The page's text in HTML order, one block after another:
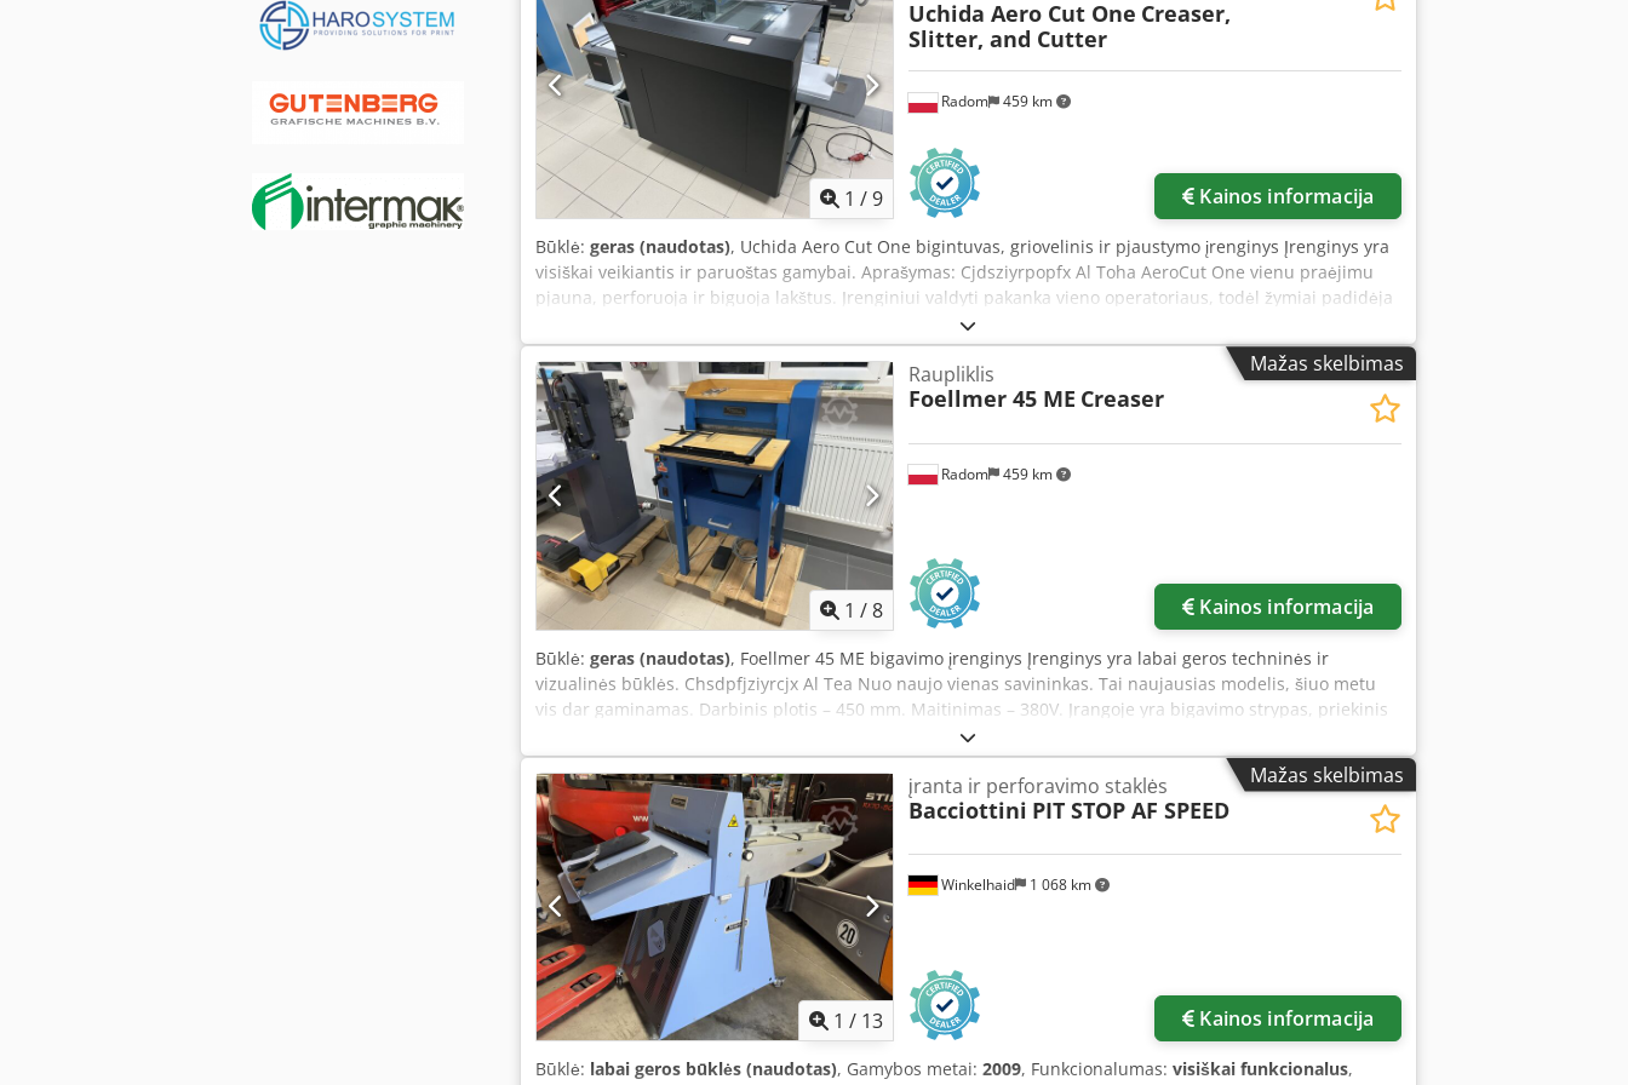
1 /9
Radom 459 km
Uchida Aero Cut One Creaser,
Slitter, and Cutter
Kainos informacija
Būklė: geras (naudotas), Uchida Aero Cut One bigintuvas, griovelinis ir pjaustymo įrenginys Įrenginys yra
visiškai veikiantis ir paruoštas gamybai. Aprašymas: Cjdsziyrpopfx Al Toha AeroCut One vienu praėjimu
pjauna, perforuoja ir biguoja lakštus. Įrenginiui valdyti pakanka vieno operatoriaus, todėl žymiai padidėja
darbo efektyvumas ir sumažėja eksploatacinės išlaidos. Programavimas vykdomas intuityviame
jutikliniame valdymo skydelyje. Pjovimas, bigavimas, perforavimas Didžiausias popieriaus dydis – 370 x
520 mm Mažiausias popieriaus dydis – 55 x 45 mm Didžiausias popieriaus svoris – 400 g/m² Sparta – 11
130 vizitinių kortelių/val. Popieriaus tipai – ofsetinis, kreiduotas, lakiruotas popierius Padavimas – juostinis
su reguliuojamu vakuumu Bigavimas – linijinis Atmintis – 263 programos + 150 vartotojo nustatytų
Programavimas per lietimui jautrų ekraną PC jungtis Dvigubo padavimo aptikimas Svoris: 240 kg
Maitinimas: 230 V Pagaminta Japonijoje.
Mažas skelbimas
1 /8
Radom 459 km
Raupliklis
Foellmer 45 ME Creaser
Kainos informacija
Būklė: geras (naudotas), Foellmer 45 ME bigavimo įrenginys Įrenginys yra labai geros techninės ir
vizualinės būklės. Chsdpfjziyrcjx Al Tea Nuo naujo vienas savininkas. Tai naujausias modelis, šiuo metu
vis dar gaminamas. Darbinis plotis – 450 mm. Maitinimas – 380V. Įrangoje yra bigavimo strypas, priekinis
ir šoninis užtvarai. Šis bigavimo įrenginys rekomenduojamas didesniems tiražams. Dėl krumplinio variklio
veikimo yra tylus ir galingas. Valdymas pėdos pedalu.
Mažas skelbimas
1 / 13
Winkelhaid 1 068 km
įranta ir perforavimo staklės
Bacciottini PIT STOP AF SPEED
Kainos informacija
Būklė: labai geros būklės (naudotas), Gamybos metai: 2009, Funkcionalumas: visiškai funkcionalus,